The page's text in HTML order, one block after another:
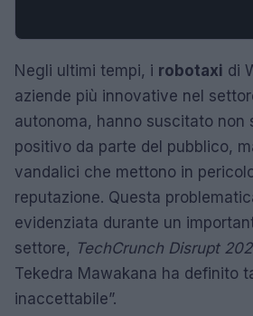
Negli ultimi tempi, i robotaxi di
aziende più innovative nel
autonoma, hanno suscitato non
positivo da parte del pubblico,
vandalici che mettono in
reputazione. Questa
evidenziata durante un
settore, TechCrunch Disrupt
Tekedra Mawakana ha definito
inaccettabile”.